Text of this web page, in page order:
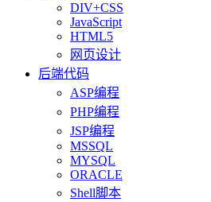
DIV+CSS
JavaScript
HTML5
网页设计
后端代码
ASP编程
PHP编程
JSP编程
MSSQL
MYSQL
ORACLE
Shell脚本